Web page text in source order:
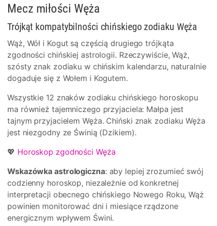
Mecz miłości Węża
Trójkąt kompatybilności chińskiego zodiaku Węża
Wąż, Wół i Kogut są częścią drugiego trójkąta
zgodności chińskiej astrologii. Rzeczywiście, Wąż,
szósty znak zodiaku w chińskim kalendarzu, naturalnie
dogaduje się z Wołem i Kogutem.
Wszystkie 12 znaków zodiaku chińskiego horoskopu
ma również tajemniczego przyjaciela: Małpa jest
tajnym przyjacielem Węża. Chiński znak zodiaku Węża
jest niezgodny ze Świnią (Dzikiem).
💖 Horoskop zgodności Węża
Wskazówka astrologiczna: aby lepiej zrozumieć swój
codzienny horoskop, niezależnie od konkretnej
interpretacji obecnego chińskiego Nowego Roku, Wąż
powinien monitorować dni i miesiące rządzone
energicznym wpływem Świni.